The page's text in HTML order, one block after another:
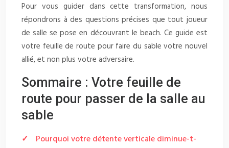
Pour vous guider dans cette transformation, nous
répondrons à des questions précises que tout joueur
de salle se pose en découvrant le beach. Ce guide est
votre feuille de route pour faire du sable votre nouvel
allié, et non plus votre adversaire.
Sommaire : Votre feuille de
route pour passer de la salle au
sable
Pourquoi votre détente verticale diminue-t-